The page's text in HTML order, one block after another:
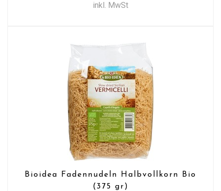
inkl. MwSt
Bioidea Fadennudeln Halbvollkorn Bio
(375 gr)